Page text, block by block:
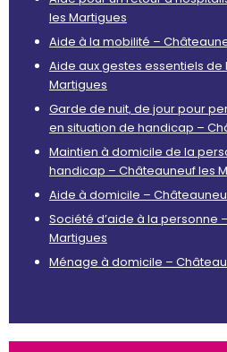
les Martigues
Aide à la mobilité –
Aide aux gestes essentiels
Martigues
Garde de nuit, de jour pour
en situation de handicap –
Maintien à domicile de la
handicap – Châteauneuf les
Aide à domicile –
Société d’aide à la personne
Martigues
Ménage à domicile –